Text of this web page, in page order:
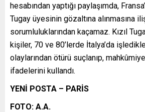
hesabından yaptığı paylaşımda,
Tugay üyesinin gözaltına alınmasına
sorumluluklarından kaçamaz. Kızıl
kişiler, 70 ve 80’lerde İtalya’da
olaylarından ötürü suçlanıp,
ifadelerini kullandı.
YENİ POSTA – PARİS
FOTO: A.A.